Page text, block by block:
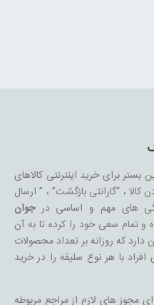
بستر برای خرید اینترنتی کالاهای
، “گارانتی بازگشت” ، ” ارسال
های مهم و اساسی درجوان
تمام سعی خود را کرده تا به آن
که روزانه بر تعداد محصولات
افراد با هر نوع سلیقه را در خرید
مجوز های لازم از مراجع مربوطه